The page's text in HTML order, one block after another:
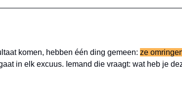
komen, hebben één ding gemeen: ze
in elk excuus. Iemand die vraagt: wat heb je